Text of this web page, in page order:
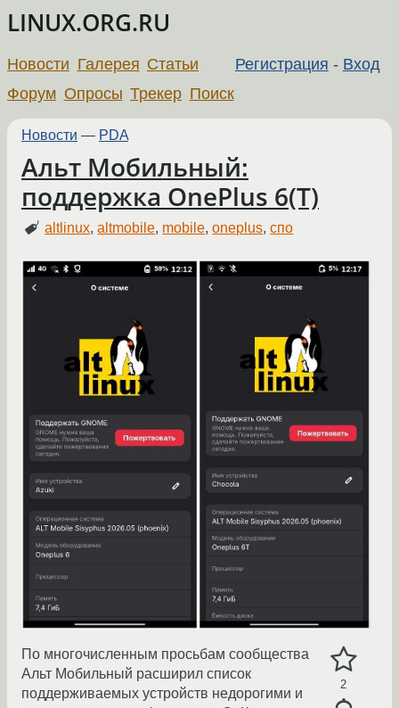
LINUX.ORG.RU
Регистрация - Вход
Новости Галерея Статьи
Форум Опросы Трекер Поиск
Новости — PDA
Альт Мобильный:
поддержка OnePlus 6(T)
altlinux,altmobile, mobile,oneplus,спо
2
По многочисленным просьбам сообщества
Альт Мобильный расширил список
поддерживаемых устройств недорогими и